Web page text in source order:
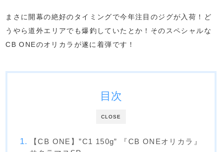
まさに開幕の絶好のタイミングで今年注目のジグが入荷！ど
うやら道外エリアでも爆釣していたとか！そのスペシャルな
CB ONEのオリカラが遂に着弾です！
CLOSE
目次
【CB ONE】”C1 150g” 『CB ONEオリカラ』